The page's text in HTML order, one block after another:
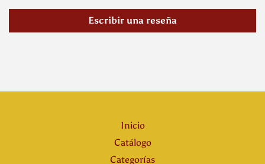
Escribir una reseña
Inicio
Catálogo
Categorías